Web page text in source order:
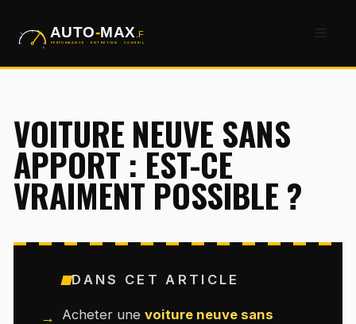
VOITURE NEUVE SANS
APPORT : EST-CE
VRAIMENT POSSIBLE ?
DANS CET ARTICLE
Acheter unevoiture neuve sans